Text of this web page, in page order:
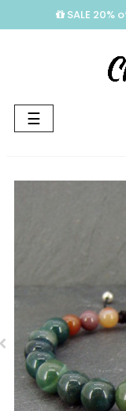
SALE 20%
Toggle
navigation
☰